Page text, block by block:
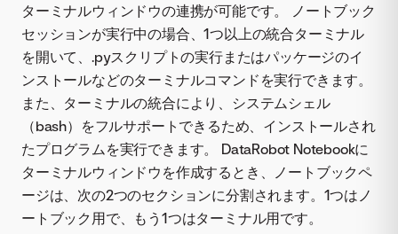
ターミナルウィンドウの連携が可能です。 ノートブック
セッションが実行中の場合、1つ以上の統合ターミナル
を開いて、.pyスクリプトの実行またはパッケージのイ
ンストールなどのターミナルコマンドを実行できます。
また、ターミナルの統合により、システムシェル
（bash）をフルサポートできるため、インストールされ
たプログラムを実行できます。 DataRobot Notebookに
ターミナルウィンドウを作成するとき、ノートブックペ
ージは、次の2つのセクションに分割されます。1つはノ
ートブック用で、もう1つはターミナル用です。